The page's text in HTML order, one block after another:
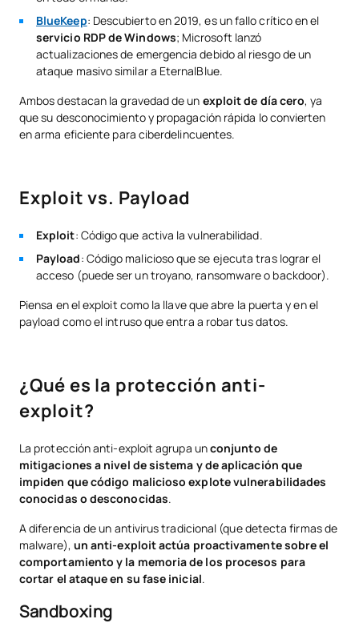
BlueKeep: Descubierto en 2019, es un fallo crítico en el
servicio RDP de Windows; Microsoft lanzó
actualizaciones de emergencia debido al riesgo de un
ataque masivo similar a EternalBlue.
Ambos destacan la gravedad de un exploit de día cero, ya
que su desconocimiento y propagación rápida lo convierten
en arma eficiente para ciberdelincuentes.
Exploit vs. Payload
Exploit: Código que activa la vulnerabilidad.
Payload: Código malicioso que se ejecuta tras lograr el
acceso (puede ser un troyano, ransomware o backdoor).
Piensa en el exploit como la llave que abre la puerta y en el
payload como el intruso que entra a robar tus datos.
¿Qué es la protección anti-
exploit?
La protección anti-exploit agrupa unconjunto de
mitigaciones a nivel de sistema y de aplicación que
impiden que código malicioso explote vulnerabilidades
conocidas o desconocidas.
A diferencia de un antivirus tradicional (que detecta firmas de
malware), un anti-exploit actúa proactivamente sobre el
comportamiento y la memoria de los procesos para
cortar el ataque en su fase inicial.
Sandboxing